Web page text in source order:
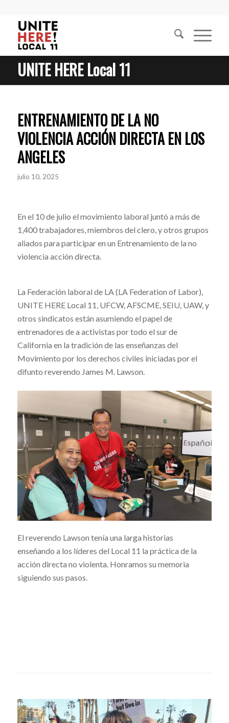
UNITE HERE Local 11
ENTRENAMIENTO DE LA NO
VIOLENCIA ACCIÓN DIRECTA EN LOS
ANGELES
julio 10, 2025
En el 10 de julio el movimiento laboral juntó a más de
1,400 trabajadores, miembros del clero, y otros grupos
aliados para participar en un Entrenamiento de la no
violencia acción directa.
La Federación laboral de LA (LA Federation of Labor),
UNITE HERE Local 11, UFCW, AFSCME, SEIU, UAW, y
otros sindicatos están asumiendo el papel de
entrenadores de a activistas por todo el sur de
California en la tradición de las enseñanzas del
Movimiento por los derechos civiles iniciadas por el
difunto reverendo James M. Lawson.
El reverendo Lawson tenía una larga historias
enseñando a los líderes del Local 11 la práctica de la
acción directa no violenta. Honramos su memoria
siguiendo sus pasos.